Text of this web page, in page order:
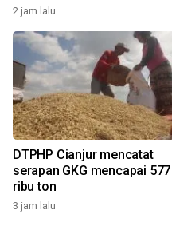
2 jam lalu
DTPHP Cianjur mencatat
serapan GKG mencapai 577
ribu ton
3 jam lalu